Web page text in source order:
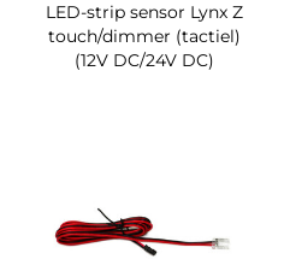
LED-strip sensor Lynx Z
touch/dimmer (tactiel)
(12V DC/24V DC)